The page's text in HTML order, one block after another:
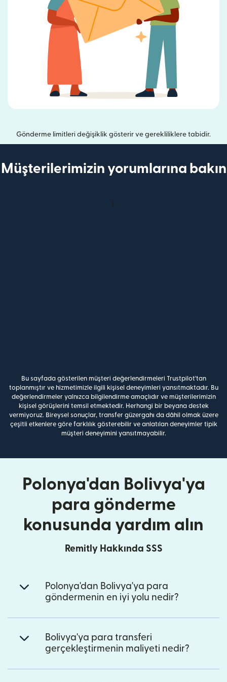
Gönderme limitleri değişiklik gösterir ve gerekliliklere tabidir.
Müşterilerimizin yorumlarına bakın
Bu sayfada gösterilen müşteri değerlendirmeleri Trustpilot'tan
toplanmıştır ve hizmetimizle ilgili kişisel deneyimleri yansıtmaktadır. Bu
değerlendirmeler yalnızca bilgilendirme amaçlıdır ve müşterilerimizin
kişisel görüşlerini temsil etmektedir. Herhangi bir beyana destek
vermiyoruz. Bireysel sonuçlar, transfer güzergahı da dâhil olmak üzere
çeşitli etkenlere göre farklılık gösterebilir ve anlatılan deneyimler tipik
müşteri deneyimini yansıtmayabilir.
Polonya'dan Bolivya'ya
para gönderme
konusunda yardım alın
Remitly Hakkında SSS
Polonya'dan Bolivya'ya para
göndermenin en iyi yolu nedir?
Bolivya'ya para transferi
gerçekleştirmenin maliyeti nedir?